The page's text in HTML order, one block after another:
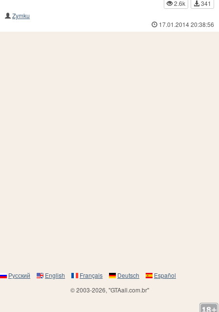
2.6k
341
Zymku
17.01.2014 20:38:56
Русский English Français Deutsch
Español
© 2003-2026, "GTAall.com.br"